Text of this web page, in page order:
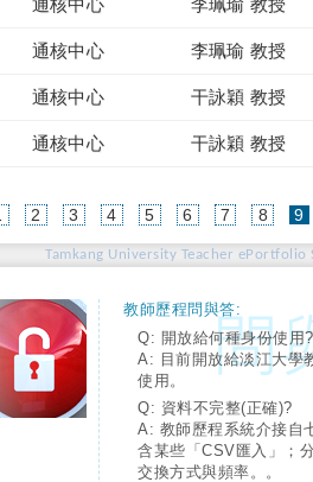
通核中心 李珮瑜 教授
通核中心 李珮瑜 教授
通核中心 干詠穎 教授
通核中心 干詠穎 教授
2 3 4 5 6 7 8 9
Tamkang University Teacher ePortfolio
教師歷程問與答:
Q: 開放給何種身份使用?
A: 目前開放給淡江大學
使用。
Q: 資料不完整(正確)?
A: 教師歷程系統介接自
含某些「CSV匯入」；
交換方式與頻率。。